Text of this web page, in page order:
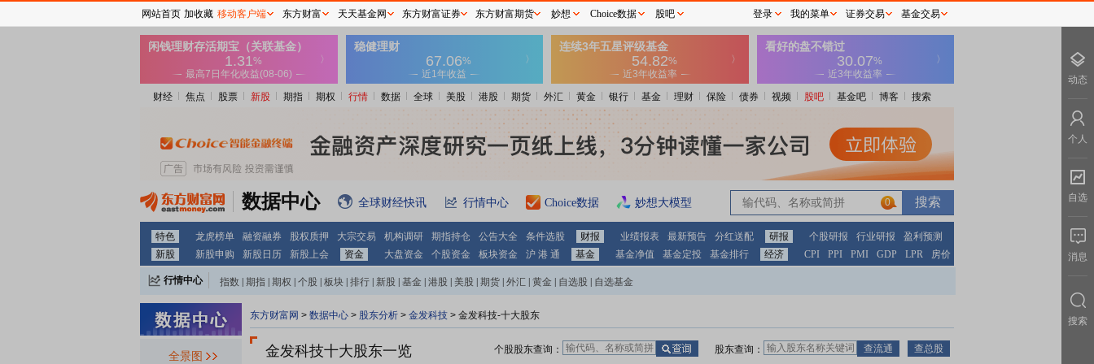
财经 焦点 股票 新股 期指 期权 行情 数据 全球 美股 港股 期货 外汇 黄金 银行 基金 理财 保险 债券 视频 股吧 基金吧 博客 搜索
数据中心 全球财经快讯 行情中心 Choice数据 妙想大模型 0
特色 龙虎榜单 融资融券 股权质押 大宗交易 机构调研 期指持仓 公告大全 条件选股 财报 业绩报表 最新预告 分红送配 研报 个股研报 行业研报
盈利预测
新股
新股申购 新股日历 新股上会 资金 大盘资金 个股资金 板块资金 沪 港 通 基金 基金净值 基金定投 基金排行 经济 CPI PPI PMI GDP LPR 房价
行情中心 指数 期指 期权 个股 板块 排行 新股 基金 港股 美股 期货 外汇 黄金 自选股 自选基金
全景图
东方财富网 > 数据中心 > 股东分析 > 金发科技 > 金发科技-十大股东
金发科技十大股东一览 股东查询：
个股股东查询：
网站首页 加收藏 移动客户端 东方财富 天天基金网 东方财富证券 东方财富期货 妙想 Choice数据 股吧 登录 我的菜单 证券交易 基金交易
动态
个人
自选
消息
搜索